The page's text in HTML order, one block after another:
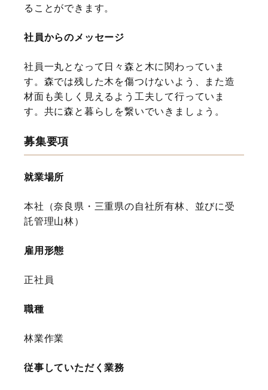
ることができます。
社員からのメッセージ
社員一丸となって日々森と木に関わっていま
す。森では残した木を傷つけないよう、また造
材面も美しく見えるよう工夫して行っていま
す。共に森と暮らしを繋いでいきましょう。
募集要項
就業場所
本社（奈良県・三重県の自社所有林、並びに受
託管理山林）
雇用形態
正社員
職種
林業作業
従事していただく業務